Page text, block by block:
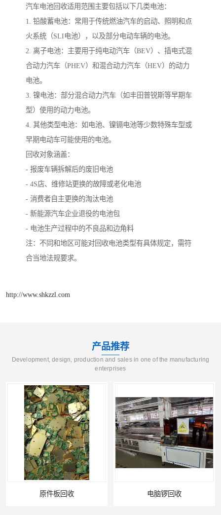
汽车电池回收适用范围主要包括以下几类电池：
1. 铅酸蓄电池：常用于传统燃油汽车的启动、照明和点
火系统（SLI电池），以及部分电动车辆的电池。
2. 离子电池：主要用于纯电动汽车（BEV）、插电式混
合动力汽车（PHEV）和混合动力汽车（HEV）的动力
电池。
3. 镍电池：部分混合动力汽车（如丰田普锐斯等早期车
型）使用的动力电池。
4. 其他类型电池：如电池、镍镉电池等少数特殊车型或
早期电动车可能使用的电池。
回收对象涵盖：
- 报废车辆拆解后的废旧电池
- 4S店、维修站更换的故障或老化电池
- 消费者自主更换的淘汰电池
- 新能源汽车企业退役的电池包
- 电池生产过程中的不良品和边角料
注：不同和地区可能对回收电池类型有具体规定，需符
合当地法规要求。
http://www.shkzzl.com
产品推荐
Development, design, production and sales in one of the manufacturing
enterprises
电脑锣回收